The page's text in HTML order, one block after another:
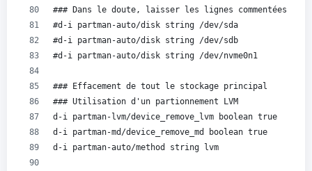
### Dans le doute, laisser les lignes commentées
#d-i partman-auto/disk string /dev/sda
#d-i partman-auto/disk string /dev/sdb
#d-i partman-auto/disk string /dev/nvme0n1
### Effacement de tout le stockage principal
### Utilisation d'un partionnement LVM
d-i partman-lvm/device_remove_lvm boolean true
d-i partman-md/device_remove_md boolean true
d-i partman-auto/method string lvm